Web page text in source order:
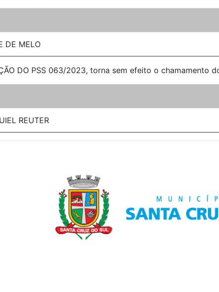
DE MELO
DO PSS 063/2023, torna sem efeito o chamamento
REUTER